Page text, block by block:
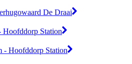
De Draai
Station
- Hoofddorp Station